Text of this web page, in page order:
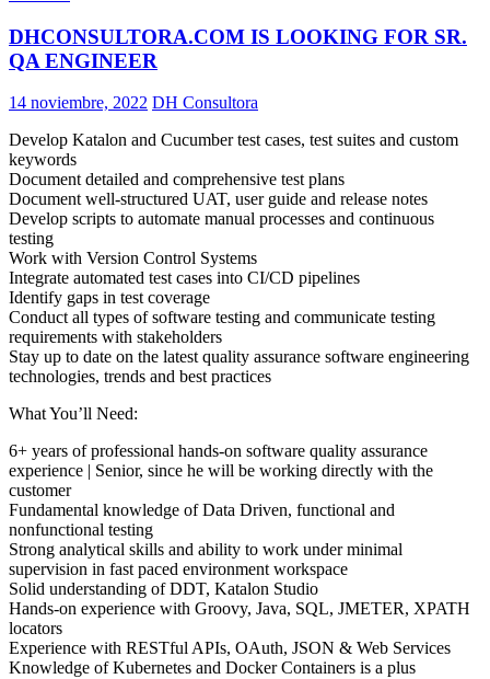
DHCONSULTORA.COM IS LOOKING FOR SR.
QA ENGINEER
14 noviembre, 2022 DH Consultora
Develop Katalon and Cucumber test cases, test suites and custom
keywords
Document detailed and comprehensive test plans
Document well-structured UAT, user guide and release notes
Develop scripts to automate manual processes and continuous
testing
Work with Version Control Systems
Integrate automated test cases into CI/CD pipelines
Identify gaps in test coverage
Conduct all types of software testing and communicate testing
requirements with stakeholders
Stay up to date on the latest quality assurance software engineering
technologies, trends and best practices
What You’ll Need:
6+ years of professional hands-on software quality assurance
experience | Senior, since he will be working directly with the
customer
Fundamental knowledge of Data Driven, functional and
nonfunctional testing
Strong analytical skills and ability to work under minimal
supervision in fast paced environment workspace
Solid understanding of DDT, Katalon Studio
Hands-on experience with Groovy, Java, SQL, JMETER, XPATH
locators
Experience with RESTful APIs, OAuth, JSON & Web Services
Knowledge of Kubernetes and Docker Containers is a plus